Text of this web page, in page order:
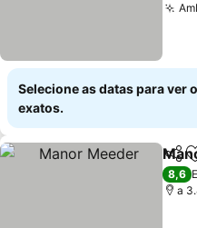
Selecione as datas para ver
exatos.
8,6
a